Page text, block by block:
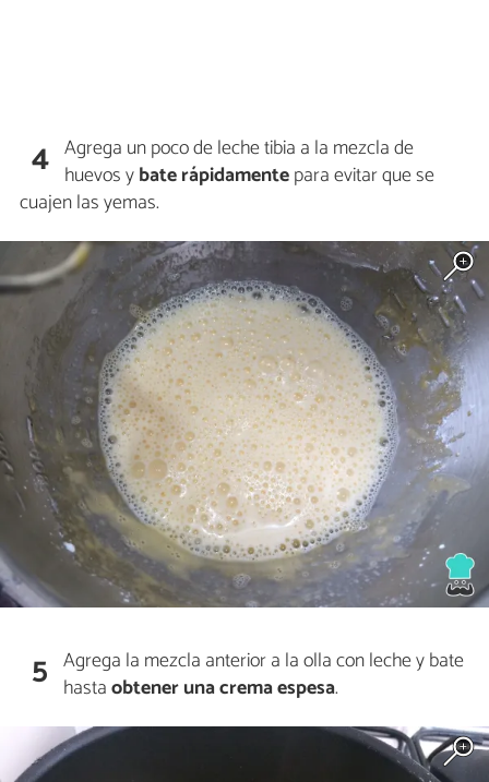
4 Agrega un poco de leche tibia a la mezcla de
huevos ybate rápidamentepara evitar que se
cuajen las yemas.
5 Agrega la mezcla anterior a la olla con leche y bate
hastaobtener una crema espesa.